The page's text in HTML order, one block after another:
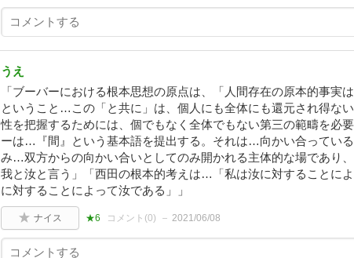
うえ
「ブーバーにおける根本思想の原点は、「人間存在の原本的事実
ということ…この「と共に」は、個人にも全体にも還元され得な
性を把握するためには、個でもなく全体でもない第三の範疇を必
ーは…『間』という基本語を提出する。それは…向かい合ってい
み…双方からの向かい合いとしてのみ開かれる主体的な場であり
我と汝と言う」「西田の根本的考えは…「私は汝に対することに
に対することによって汝である」」
ナイス ★6 コメント(0) 2021/06/08